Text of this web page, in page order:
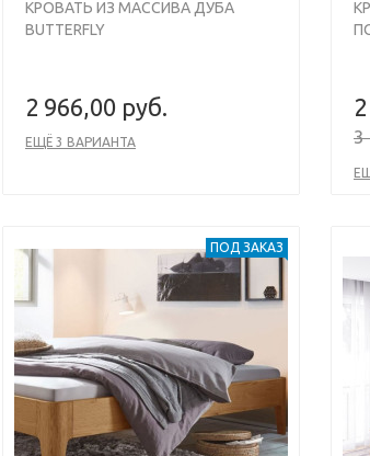
КРОВАТЬ ИЗ МАССИВА ДУБА
BUTTERFLY
2 966,00 руб.
ЕЩЁ 3 ВАРИАНТА 3
Next
Previous
ПОД ЗАКАЗ